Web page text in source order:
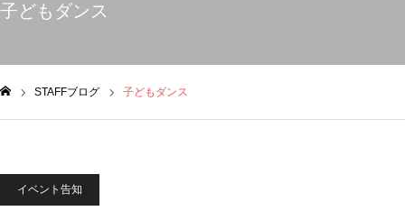
子どもダンス
STAFFブログ 子どもダンス
イベント告知